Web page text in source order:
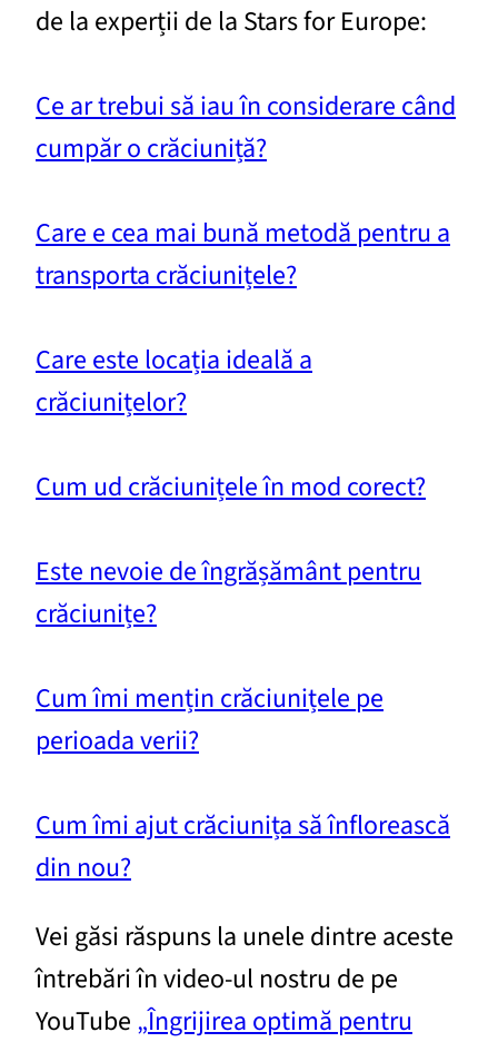
de la experții de la Stars for Europe:
Ce ar trebui să iau în considerare când
cumpăr o crăciuniță?
Care e cea mai bună metodă pentru a
transporta crăciunițele?
Care este locația ideală a
crăciunițelor?
Cum ud crăciunițele în mod corect?
Este nevoie de îngrășământ pentru
crăciunițe?
Cum îmi mențin crăciunițele pe
perioada verii?
Cum îmi ajut crăciunița să înflorească
din nou?
Vei găsi răspuns la unele dintre aceste
întrebări în video-ul nostru de pe
YouTube „Îngrijirea optimă pentru